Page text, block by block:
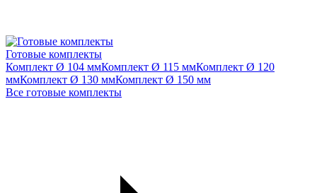
Готовые комплекты
Комплект Ø 104 ммКомплект Ø 115 ммКомплект Ø 120
ммКомплект Ø 130 ммКомплект Ø 150 мм
Все готовые комплекты